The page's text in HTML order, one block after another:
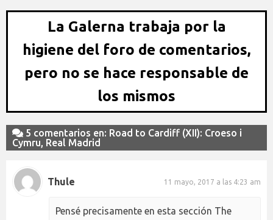
La Galerna trabaja por la
higiene del foro de comentarios,
pero no se hace responsable de
los mismos
5 comentarios en: Road to Cardiff (XII): Croeso i
Cymru, Real Madrid
Thule 11 mayo, 2017 a las 4:23 am
Pensé precisamente en esta sección The